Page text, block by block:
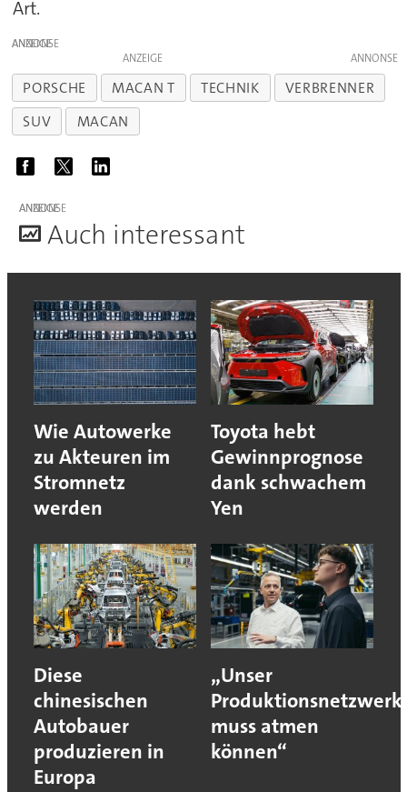
Art.
ANZEIGE
ANZEIGE
PORSCHE MACAN T TECHNIK
VERBRENNER
SUV
MACAN
ANZEIGE
Auch interessant
Wie Autowerke
zu Akteuren im
Stromnetz
werden
Toyota hebt
Gewinnprognose
dank schwachem
Yen
Diese
chinesischen
Autobauer
produzieren in
Europa
„Unser
Produktionsnetzwerk
muss atmen
können“